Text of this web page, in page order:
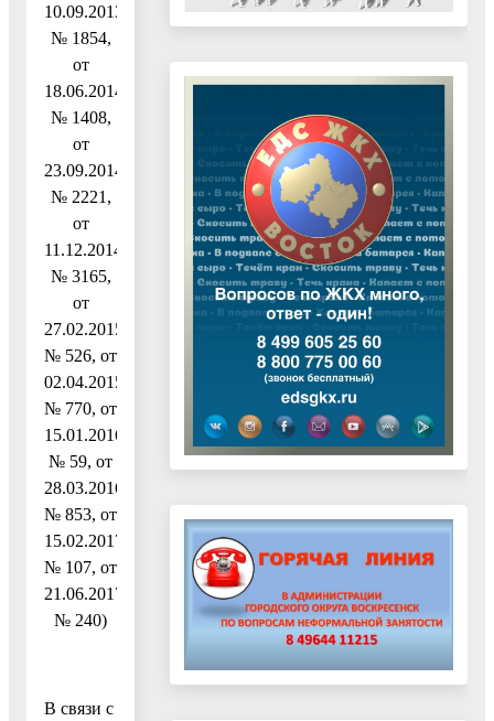
10.09.2013
№ 1854,
от
18.06.2014
№ 1408,
от
23.09.2014
№ 2221,
от
11.12.2014
№ 3165,
от
27.02.2015
№ 526, от
02.04.2015
№ 770, от
15.01.2016
№ 59, от
28.03.2016
№ 853, от
15.02.2017
№ 107, от
21.06.2017
№ 240)
В связи с